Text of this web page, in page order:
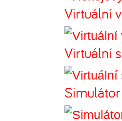
Virtuální
Virtuální